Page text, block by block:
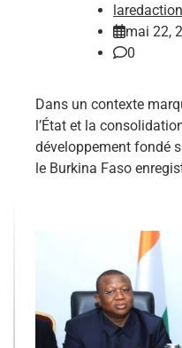
laredaction
mai 22,
0
Dans un contexte
l’État et la
développement fondé
le Burkina Faso